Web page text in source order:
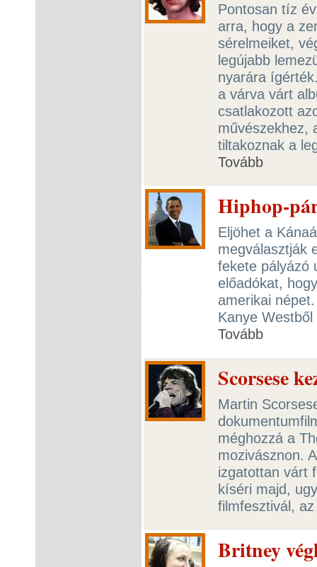
Pontosan tíz
arra, hogy a
sérelmeiket,
legújabb
nyarára
a várva várt
csatlakozott
művészekhez,
tiltakoznak a
Tovább
Hiphop-
Eljöhet a
megválasztják
fekete pályázó
előadókat,
amerikai
Kanye
Tovább
Scorsese
Martin
méghozzá a
mozivásznon.
izgatottan várt
kíséri majd,
filmfesztivál,
Britney